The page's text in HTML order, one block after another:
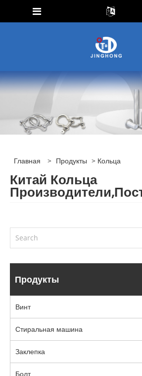
Главная > Продукты > Кольца
Китай Кольца
Продукты
Винт
Стиральная машина
Заклепка
Болт